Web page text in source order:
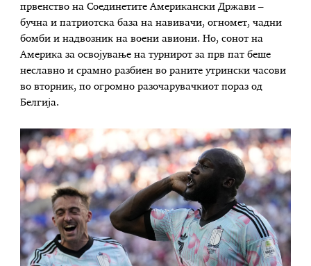
првенство на Соединетите Американски Држави –
бучна и патриотска база на навивачи, огномет, чадни
бомби и надвозник на воени авиони. Но, сонот на
Америка за освојување на турнирот за прв пат беше
неславно и срамно разбиен во раните утрински часови
во вторник, по огромно разочарувачкиот пораз од
Белгија.